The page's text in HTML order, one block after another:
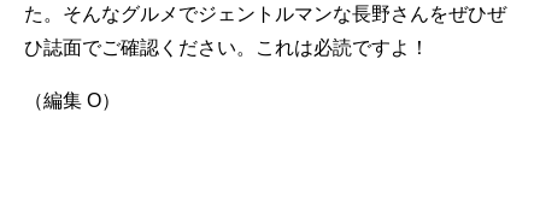
た。そんなグルメでジェントルマンな長野さんをぜひぜ
ひ誌面でご確認ください。これは必読ですよ！
（編集 O）